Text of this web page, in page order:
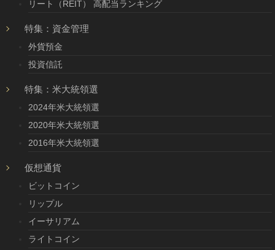
リート（REIT） 高配当ランキング
特集：資金管理
外貨預金
投資信託
特集：米大統領選
2024年米大統領選
2020年米大統領選
2016年米大統領選
仮想通貨
ビットコイン
リップル
イーサリアム
ライトコイン